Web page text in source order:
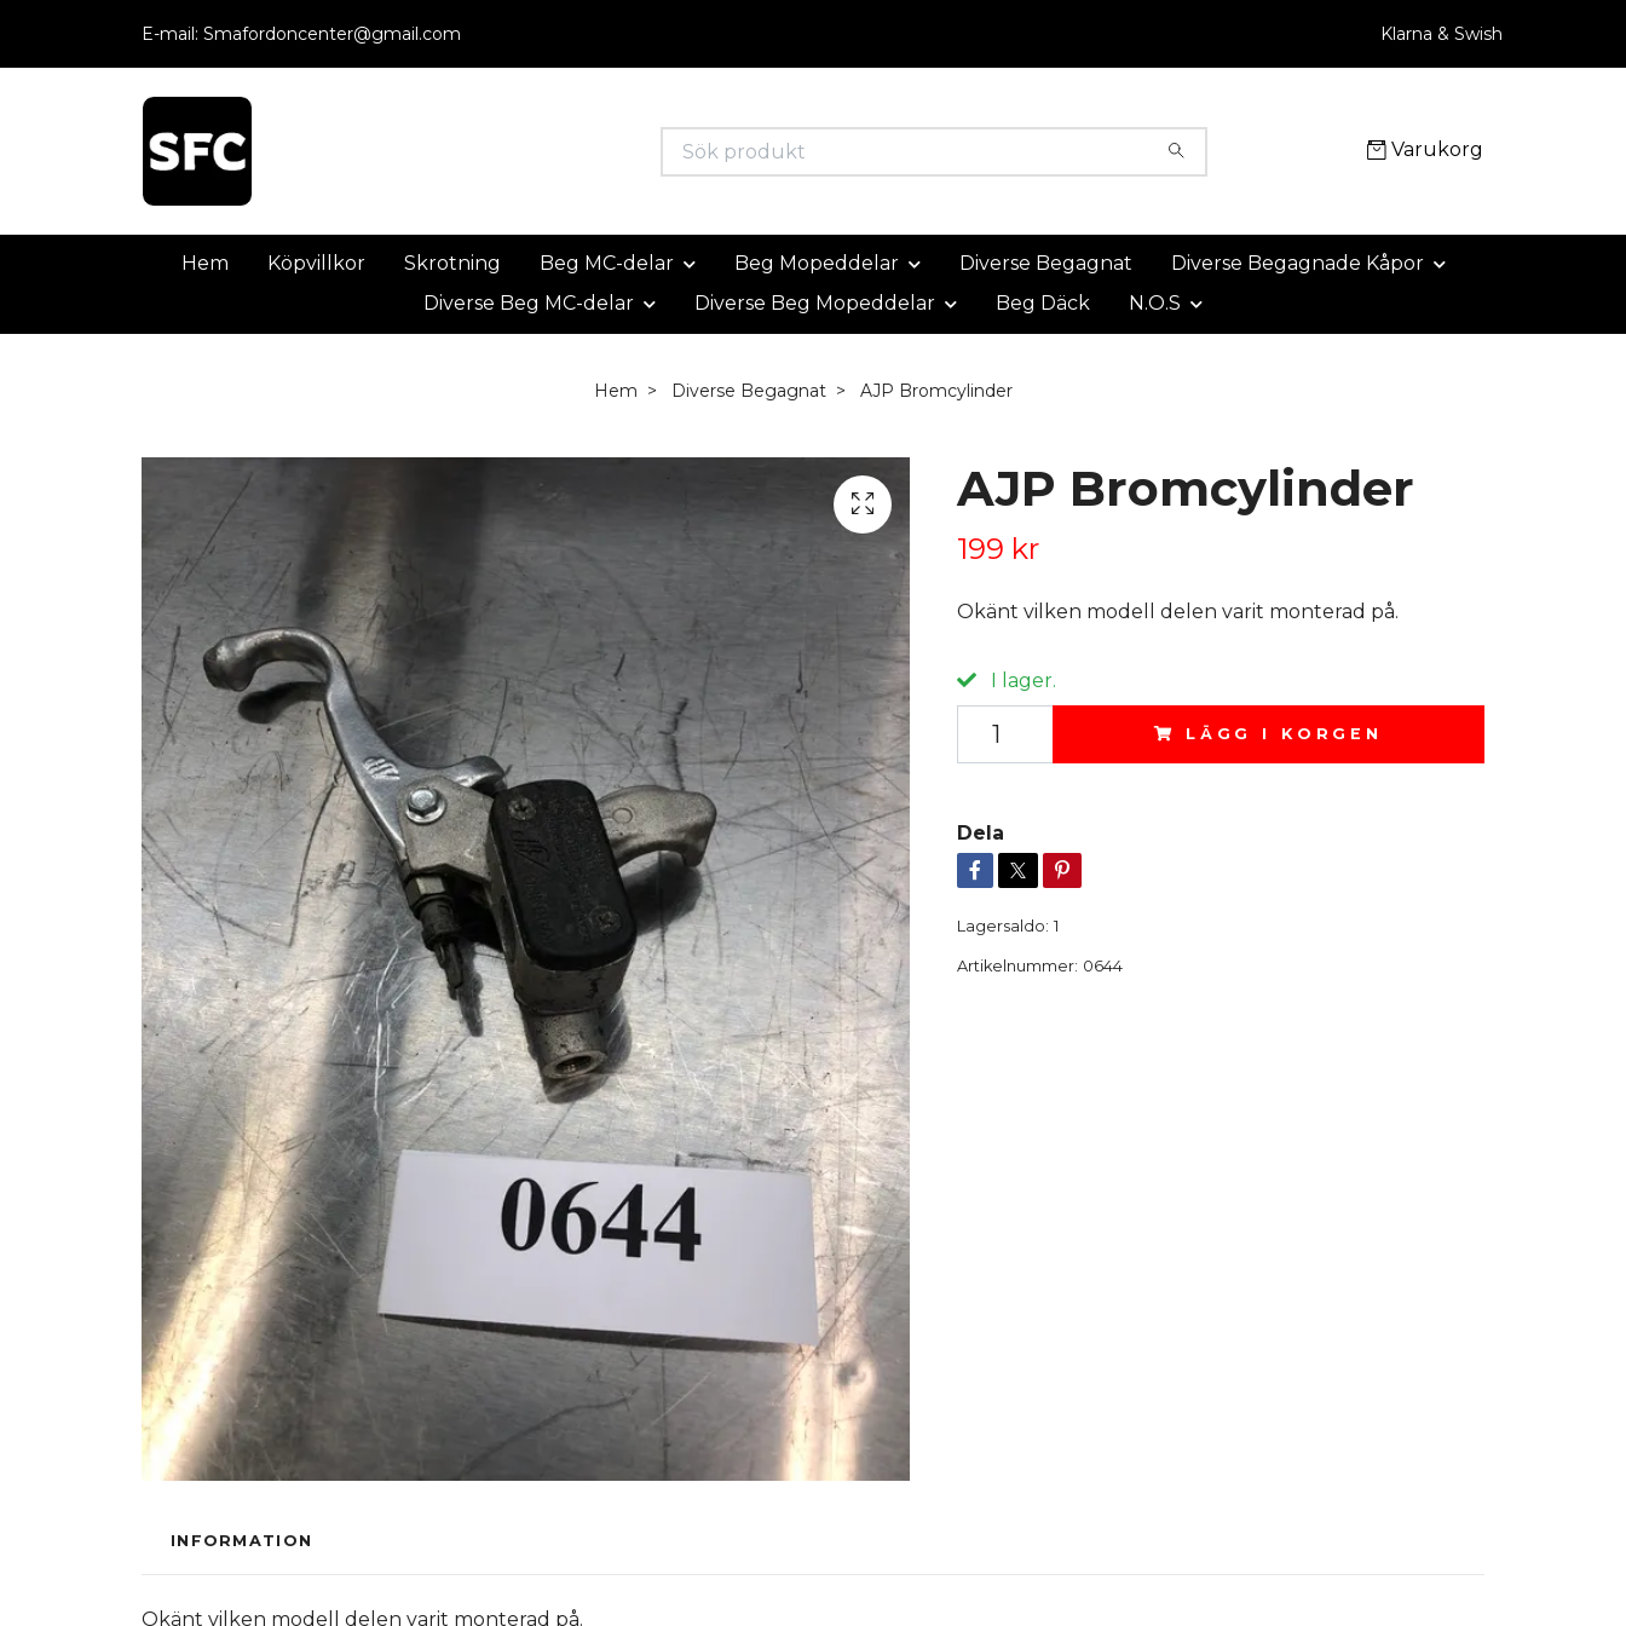
E-mail: Smafordoncenter@gmail.com Klarna & Swish
Varukorg
Hem Köpvillkor Skrotning Beg MC-delar Beg Mopeddelar Diverse Begagnat
Diverse Begagnade Kåpor
Diverse Beg MC-delar
Diverse Beg Mopeddelar Beg Däck N.O.S
Hem Diverse Begagnat AJP Bromcylinder
AJP Bromcylinder
199 kr
Okänt vilken modell delen varit monterad på.
I lager.
LÄGG I KORGEN
Dela
Lagersaldo: 1
Artikelnummer: 0644
INFORMATION
Okänt vilken modell delen varit monterad på.